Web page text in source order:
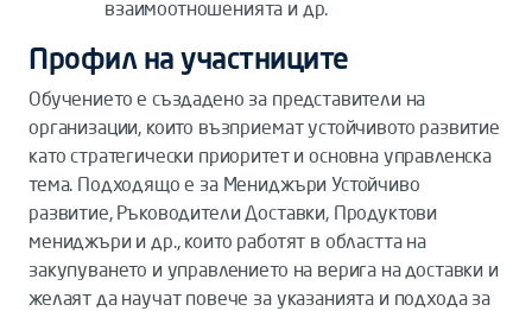
взаимоотношенията и др.
Профил на участниците
Обучението е създадено за представители на
организации, които възприемат устойчивото развитие
като стратегически приоритет и основна управленска
тема. Подходящо е за Мениджъри Устойчиво
развитие, Ръководители Доставки, Продуктови
мениджъри и др., които работят в областта на
закупуването и управлението на верига на доставки и
желаят да научат повече за указанията и подхода за